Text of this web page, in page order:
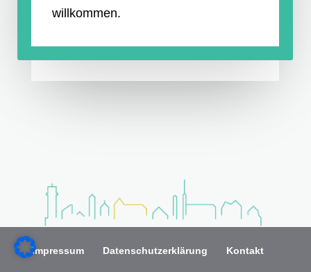
willkommen.
Impressum Datenschutzerklärung Kontakt